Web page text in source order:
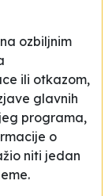
ozbiljnim
ili otkazom,
glavnih
programa,
o
niti jedan